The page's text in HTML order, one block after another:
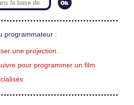
programmateur :
une projection…
pour programmer un film